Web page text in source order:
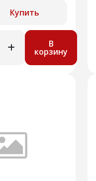
Купить
В
корзину